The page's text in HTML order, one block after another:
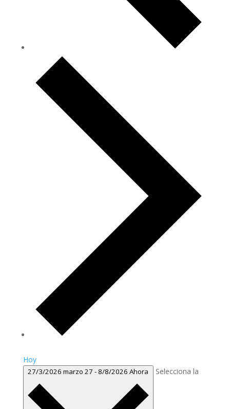
Hoy
27/3/2026marzo 27-8/8/2026Ahora Selecciona la